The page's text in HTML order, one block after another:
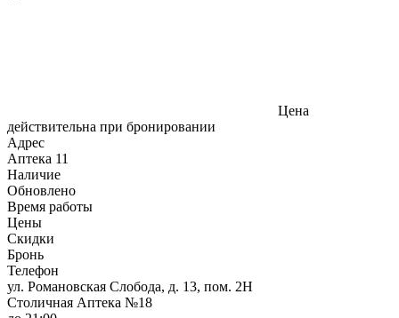
Цена
действительна при бронировании
Адрес
Аптека 11
Наличие
Обновлено
Время работы
Цены
Скидки
Бронь
Телефон
ул. Романовская Слобода, д. 13, пом. 2Н
Столичная Аптека №18